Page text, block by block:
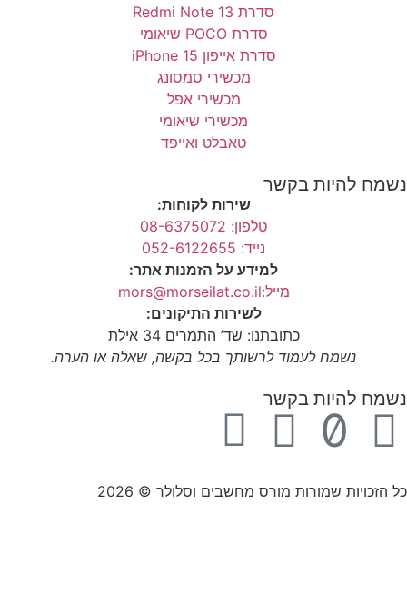
סדרת Redmi Note 13
סדרת POCO שיאומי
סדרת אייפון 15 iPhone
מכשירי סמסונג
מכשירי אפל
מכשירי שיאומי
טאבלט ואייפד
נשמח להיות בקשר
שירות לקוחות:
טלפון: 08-6375072
נייד: 052-6122655
למידע על הזמנות אתר:
מייל:mors@morseilat.co.il
לשירות התיקונים:
כתובתנו: שד’ התמרים 34 אילת
נשמח לעמוד לרשותך בכל בקשה, שאלה או הערה.
נשמח להיות בקשר
כל הזכויות שמורות מורס מחשבים וסלולר © 2026